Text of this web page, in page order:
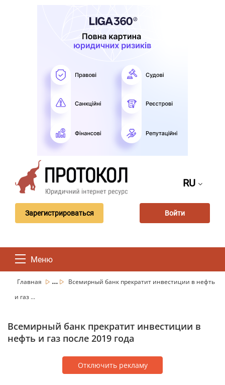
RU
Зарегистрироваться Войти
Меню
Главная ...
Всемирный банк прекратит инвестиции в нефть
и газ ...
Всемирный банк прекратит инвестиции в
нефть и газ после 2019 года
Отключить рекламу